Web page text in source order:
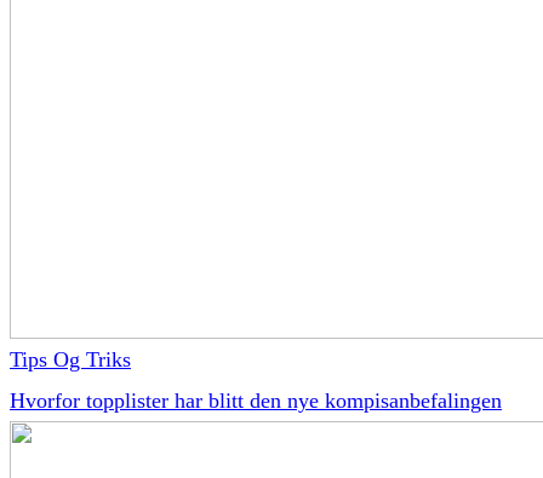
Tips Og Triks
Hvorfor topplister har blitt den nye kompisanbefalingen